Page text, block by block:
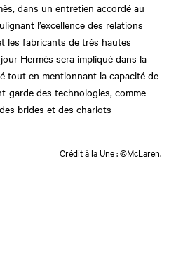
dans un entretien accordé au
l’excellence des relations
les fabricants de très hautes
Hermès sera impliqué dans la
tout en mentionnant la capacité de
garde des technologies, comme
brides et des chariots
Crédit à la Une : ©McLaren.